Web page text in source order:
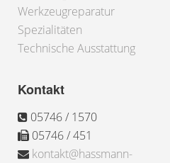
Werkzeugreparatur
Spezialitäten
Technische Ausstattung
Kontakt
05746 / 1570
05746 / 451
kontakt@hassmann-